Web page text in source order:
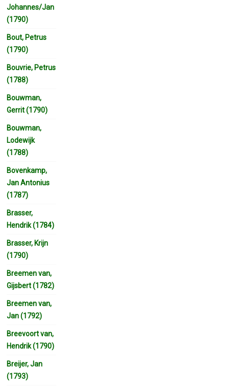
Johannes/Jan
(1790)
Bout, Petrus
(1790)
Bouvrie, Petrus
(1788)
Bouwman,
Gerrit (1790)
Bouwman,
Lodewijk
(1788)
Bovenkamp,
Jan Antonius
(1787)
Brasser,
Hendrik (1784)
Brasser, Krijn
(1790)
Breemen van,
Gijsbert (1782)
Breemen van,
Jan (1792)
Breevoort van,
Hendrik (1790)
Breijer, Jan
(1793)